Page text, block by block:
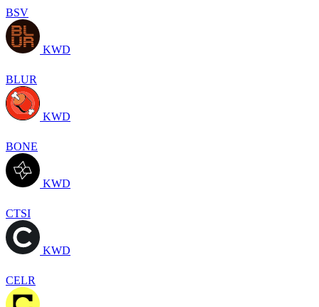
BSV
KWD
BLUR
KWD
BONE
KWD
CTSI
KWD
CELR